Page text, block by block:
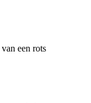
een rots